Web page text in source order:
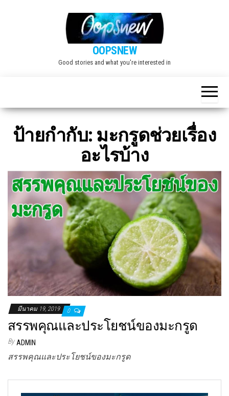
OOPSNEW
Good stories and what you're interested in
ป้ายกำกับ: มะกรูดช่วยเรื่อง
อะไรบ้าง
มีนาคม 19, 2019 0
สรรพคุณและประโยชน์ของมะกรูด
By ADMIN
สรรพคุณและประโยชน์ของมะกรูด